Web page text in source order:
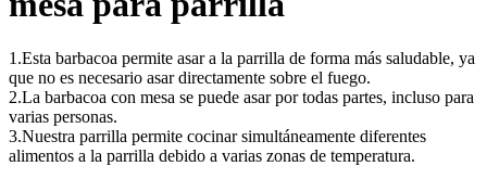
1.Esta barbacoa permite asar a la parrilla de forma más saludable, ya
que no es necesario asar directamente sobre el fuego.
2.La barbacoa con mesa se puede asar por todas partes, incluso para
varias personas.
3.Nuestra parrilla permite cocinar simultáneamente diferentes
alimentos a la parrilla debido a varias zonas de temperatura.